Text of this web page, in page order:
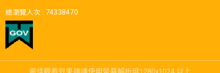
總瀏覽人次 : 74338470